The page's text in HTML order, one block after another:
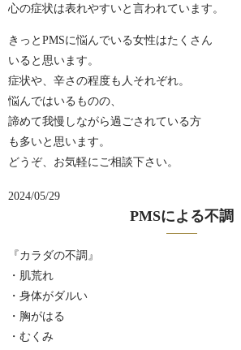
心の症状は表れやすいと言われています。
きっとPMSに悩んでいる女性はたくさん
いると思います。
症状や、辛さの程度も人それぞれ。
悩んではいるものの、
諦めて我慢しながら過ごされている方
も多いと思います。
どうぞ、お気軽にご相談下さい。
2024/05/29
PMSによる不調
『カラダの不調』
・肌荒れ
・身体がダルい
・胸がはる
・むくみ